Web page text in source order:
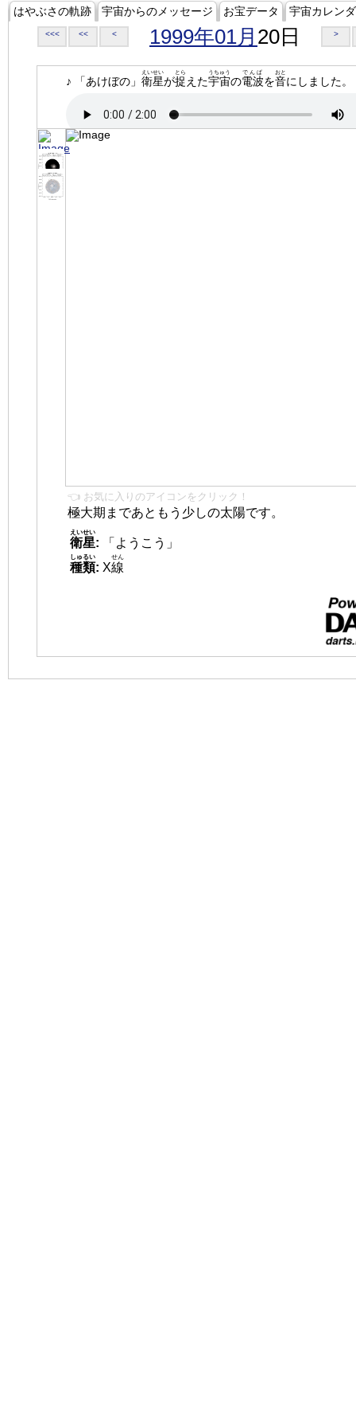
はやぶさの軌跡 宇宙からのメッセージ お宝データ 宇宙カレン
<<< << < 1999年01月 20日 >
♪ 「あけぼの」 衛星
えいせい
が捉
とら
えた宇宙
うちゅう
の電波
でんぱ
を音
おと
にしました。
👈 お気に入りのアイコンをクリック！
極大期まであともう少しの太陽です。
衛星
えいせい
:
「ようこう」
種類
しゅるい
: X線
せん